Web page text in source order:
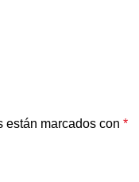
están marcados con *